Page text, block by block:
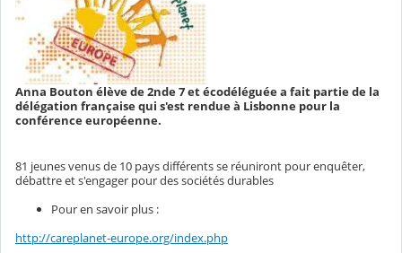
Anna Bouton élève de 2nde 7 et écodéléguée a fait partie de la
délégation française qui s'est rendue à Lisbonne pour la
conférence européenne.
81 jeunes venus de 10 pays différents se réuniront pour enquêter,
débattre et s'engager pour des sociétés durables
Pour en savoir plus :
http://careplanet-europe.org/index.php